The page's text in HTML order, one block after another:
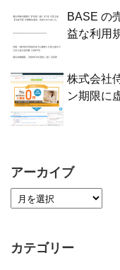
BASE の
益な利用
株式会社
ン期限に
アーカイブ
カテゴリー